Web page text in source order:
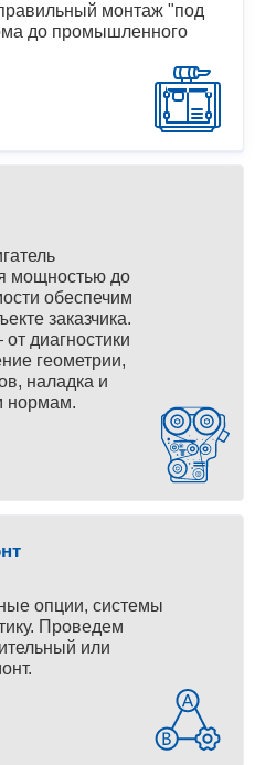
монтаж "под
до промышленного
мощностью до
обеспечим
заказчика.
диагностики
геометрии,
наладка и
нормам.
опции, системы
Проведем
или